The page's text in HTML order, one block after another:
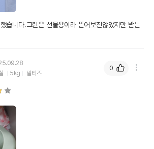
습니다.그린은 선물용이라 뜯어보진않았지만 받는
5kg 말티즈
0